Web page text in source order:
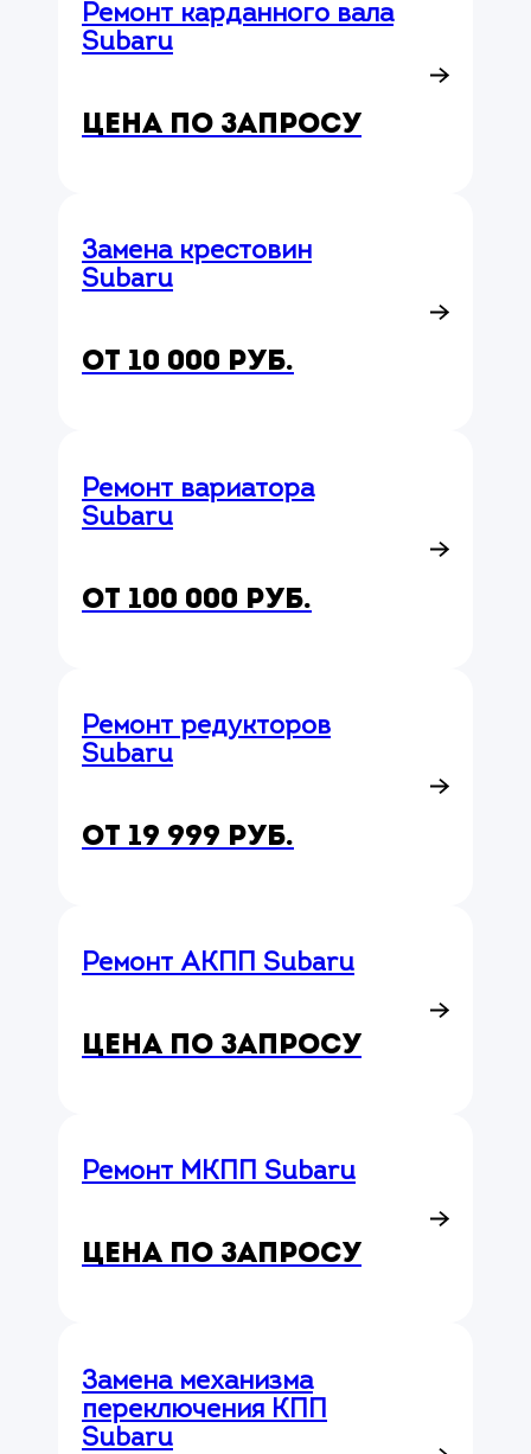
Ремонт карданного вала
Subaru
Цена по запросу
Замена крестовин
Subaru
от 10 000 руб.
Ремонт вариатора
Subaru
от 100 000 руб.
Ремонт редукторов
Subaru
от 19 999 руб.
Ремонт АКПП Subaru
Цена по запросу
Ремонт МКПП Subaru
Цена по запросу
Замена механизма
переключения КПП
Subaru